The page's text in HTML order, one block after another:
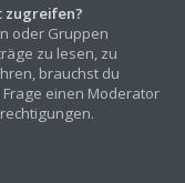
zugreifen?
oder Gruppen
zu lesen, zu
brauchst du
einen Moderator